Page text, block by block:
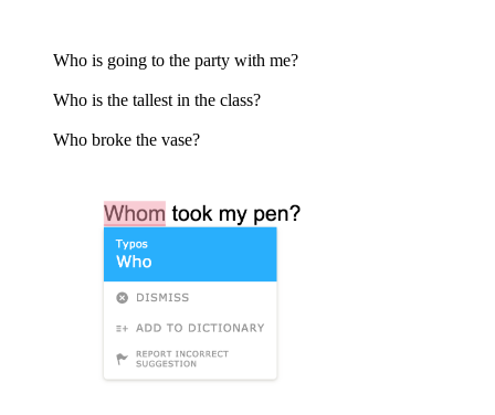
Who is going to the party with me?
Who is the tallest in the class?
Who broke the vase?